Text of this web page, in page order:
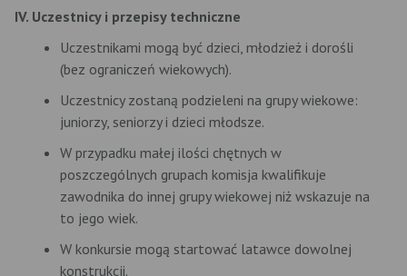
IV. Uczestnicy i przepisy techniczne
Uczestnikami mogą być dzieci, młodzież i dorośli
(bez ograniczeń wiekowych).
Uczestnicy zostaną podzieleni na grupy wiekowe:
juniorzy, seniorzy i dzieci młodsze.
W przypadku małej ilości chętnych w
poszczególnych grupach komisja kwalifikuje
zawodnika do innej grupy wiekowej niż wskazuje na
to jego wiek.
W konkursie mogą startować latawce dowolnej
konstrukcji.